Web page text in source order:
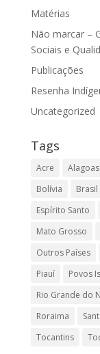
Matérias
Não marcar –
Sociais e
Publicações
Resenha
Uncategorized
Tags
Acre Alagoas
Bolívia
Brasil
Espírito Santo
Mato Grosso
Outros Países
Piauí
Povos
Rio Grande do
Roraima
Tocantins